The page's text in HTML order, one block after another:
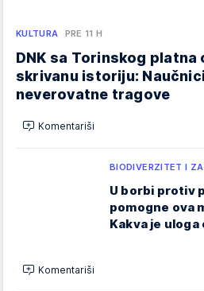
KULTURA PRE 11 H
DNK sa Torinskog
skrivanu istoriju:
neverovatne tragove
Komentariši
BIODIVERZITET I
U borbi protiv
pomogne ova
Kakva je
Komentariši